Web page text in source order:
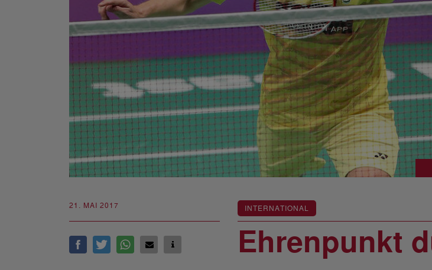
21. MAI 2017 INTERNATIONAL
Ehrenpunkt